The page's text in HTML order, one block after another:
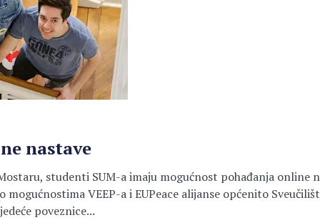
nastave
studenti SUM-a imaju mogućnost pohađanja online
VEEP-a i EUPeace alijanse općenito
poveznice...